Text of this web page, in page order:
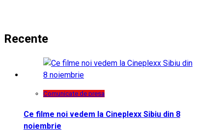
Recente
Comunicate de presa
Ce filme noi vedem la Cineplexx Sibiu din 8
noiembrie